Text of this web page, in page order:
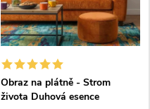
Obraz na plátně - Strom
života Duhová esence